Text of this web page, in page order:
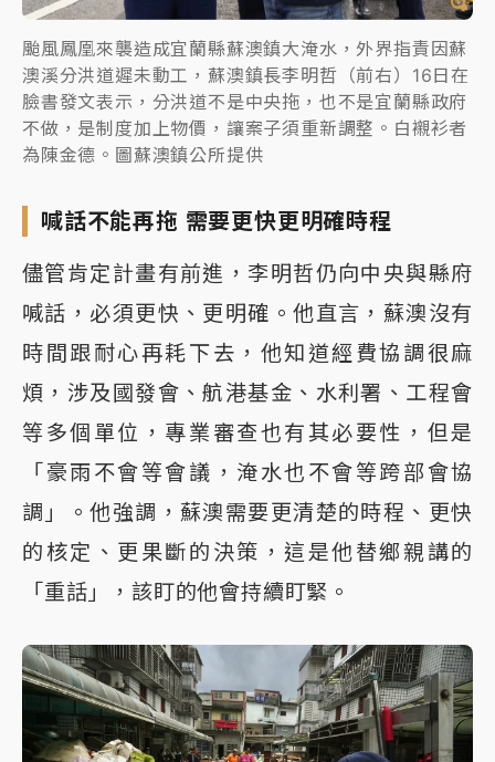
颱風鳳凰來襲造成宜蘭縣蘇澳鎮大淹水，外界指責因蘇
澳溪分洪道遲未動工，蘇澳鎮長李明哲（前右）16日在
臉書發文表示，分洪道不是中央拖，也不是宜蘭縣政府
不做，是制度加上物價，讓案子須重新調整。白襯衫者
為陳金德。圖蘇澳鎮公所提供
喊話不能再拖 需要更快更明確時程
儘管肯定計畫有前進，李明哲仍向中央與縣府
喊話，必須更快、更明確。他直言，蘇澳沒有
時間跟耐心再耗下去，他知道經費協調很麻
煩，涉及國發會、航港基金、水利署、工程會
等多個單位，專業審查也有其必要性，但是
「豪雨不會等會議，淹水也不會等跨部會協
調」。他強調，蘇澳需要更清楚的時程、更快
的核定、更果斷的決策，這是他替鄉親講的
「重話」，該盯的他會持續盯緊。